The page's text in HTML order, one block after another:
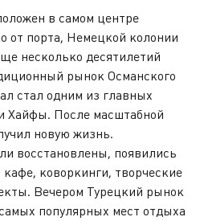
в самом центре
от порта, Немецкой колонии
несколько десятилетий
рынок Османского
стал одним из главных
Хайфы. После масштабной
новую жизнь.
восстановлены, появились
коворкинги, творческие
Вечером Турецкий рынок
популярных мест отдыха